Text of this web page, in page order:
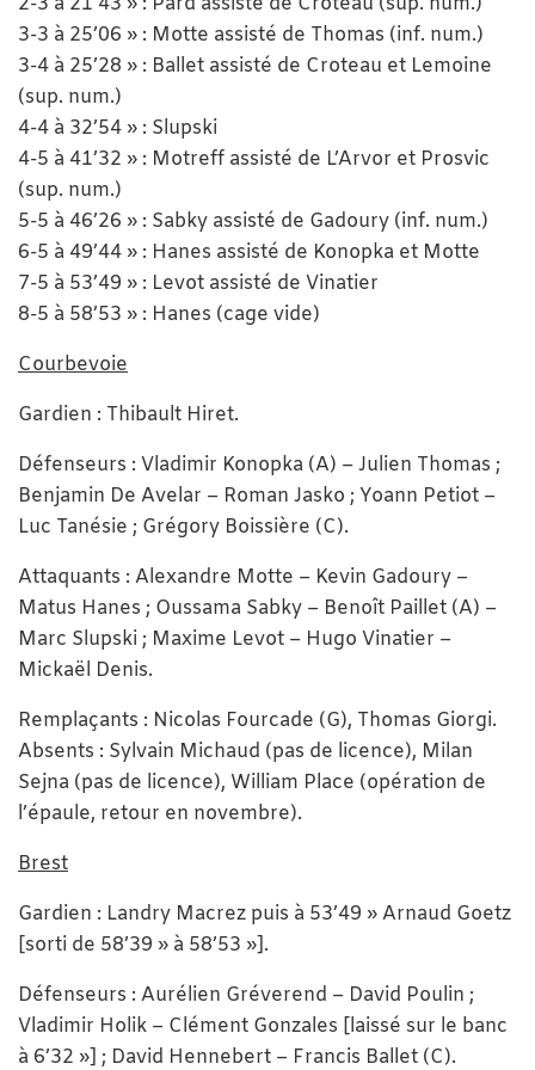
3-3 à 25’06 » : Motte assisté de Thomas (inf. num.)
3-4 à 25’28 » : Ballet assisté de Croteau et Lemoine
(sup. num.)
4-4 à 32’54 » : Slupski
4-5 à 41’32 » : Motreff assisté de L’Arvor et Prosvic
(sup. num.)
5-5 à 46’26 » : Sabky assisté de Gadoury (inf. num.)
6-5 à 49’44 » : Hanes assisté de Konopka et Motte
7-5 à 53’49 » : Levot assisté de Vinatier
8-5 à 58’53 » : Hanes (cage vide)
Courbevoie
Gardien : Thibault Hiret.
Défenseurs : Vladimir Konopka (A) – Julien Thomas ;
Benjamin De Avelar – Roman Jasko ; Yoann Petiot –
Luc Tanésie ; Grégory Boissière (C).
Attaquants : Alexandre Motte – Kevin Gadoury –
Matus Hanes ; Oussama Sabky – Benoît Paillet (A) –
Marc Slupski ; Maxime Levot – Hugo Vinatier –
Mickaël Denis.
Remplaçants : Nicolas Fourcade (G), Thomas Giorgi.
Absents : Sylvain Michaud (pas de licence), Milan
Sejna (pas de licence), William Place (opération de
l’épaule, retour en novembre).
Brest
Gardien : Landry Macrez puis à 53’49 » Arnaud Goetz
[sorti de 58’39 » à 58’53 »].
Défenseurs : Aurélien Gréverend – David Poulin ;
Vladimir Holik – Clément Gonzales [laissé sur le banc
à 6’32 »] ; David Hennebert – Francis Ballet (C).